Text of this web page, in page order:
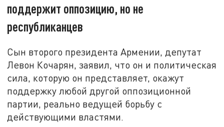
поддержит оппозицию, но не
республиканцев
Сын второго президента Армении, депутат
Левон Кочарян, заявил, что он и политическая
сила, которую он представляет, окажут
поддержку любой другой оппозиционной
партии, реально ведущей борьбу с
действующими властями.